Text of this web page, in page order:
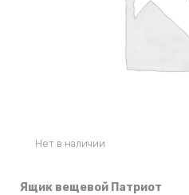
Нет в наличии
Ящик вещевой Патриот